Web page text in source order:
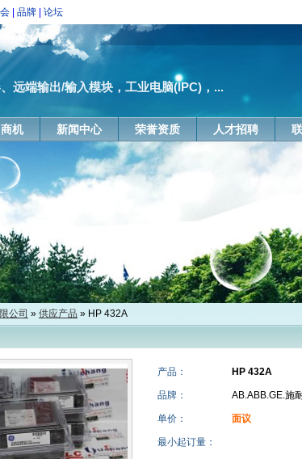
品牌 论坛
远端输出/输入模块，工业电脑(IPC)，...
商机 新闻中心 荣誉资质 人才招聘
公司 » 供应产品 » HP 432A
产品： HP 432A
品牌： AB.ABB.GE.施
单价： 面议
最小起订量：